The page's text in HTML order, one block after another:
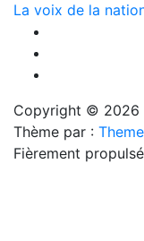
La voix de la
Copyright © 2026
Thème par :
Fièrement